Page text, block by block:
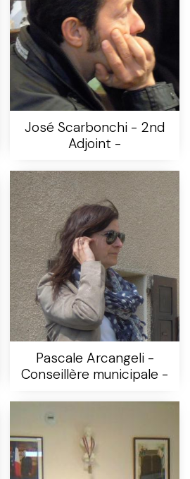
José Scarbonchi - 2nd
Adjoint -
Pascale Arcangeli -
Conseillère municipale -